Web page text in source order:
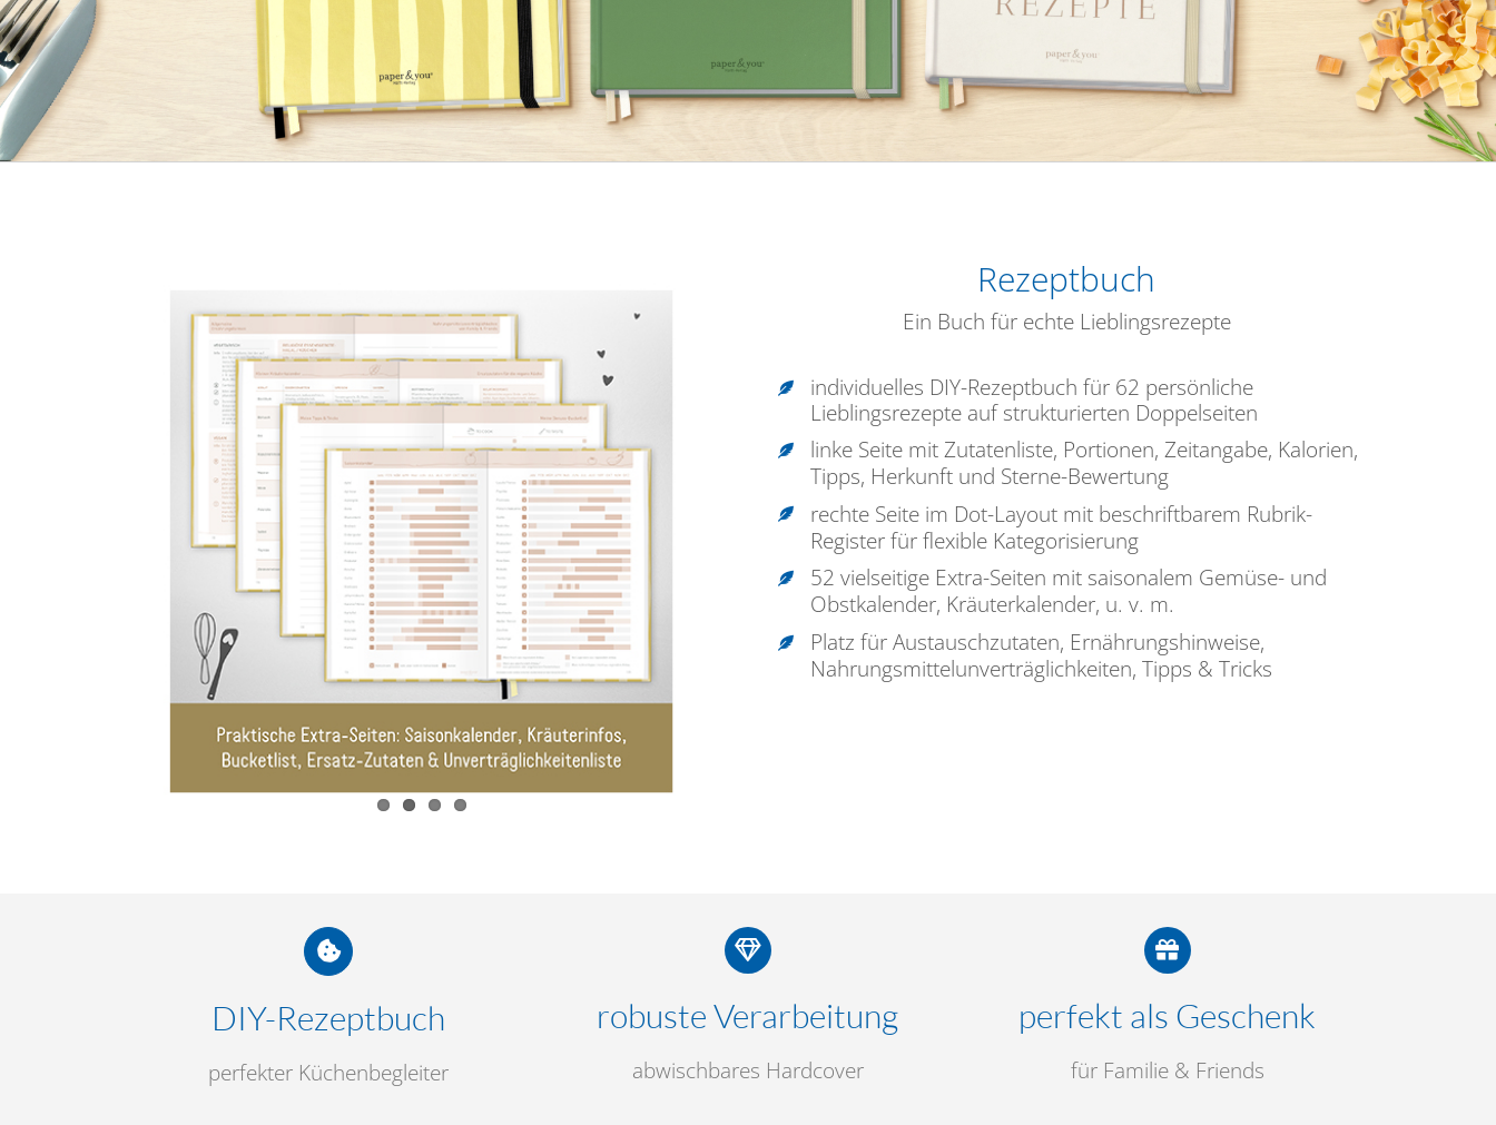
Rezeptbuch
Ein Buch für echte Lieblingsrezepte
individuelles DIY-Rezeptbuch für 62 persönliche
Lieblingsrezepte auf strukturierten Doppelseiten
linke Seite mit Zutatenliste, Portionen, Zeitangabe, Kalorien,
Tipps, Herkunft und Sterne-Bewertung
rechte Seite im Dot-Layout mit beschriftbarem Rubrik-
Register für flexible Kategorisierung
52 vielseitige Extra-Seiten mit saisonalem Gemüse- und
Obstkalender, Kräuterkalender, u. v. m.
Platz für Austauschzutaten, Ernährungshinweise,
Nahrungsmittelunverträglichkeiten, Tipps & Tricks
DIY-Rezeptbuch
perfekter Küchenbegleiter
robuste Verarbeitung
abwischbares Hardcover
perfekt als Geschenk
für Familie & Friends